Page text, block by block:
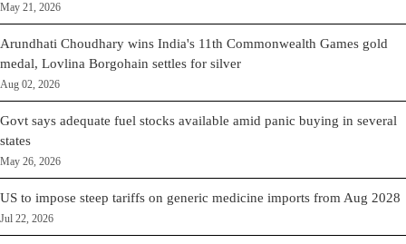
May 21, 2026
Arundhati Choudhary wins India's 11th Commonwealth Games gold
medal, Lovlina Borgohain settles for silver
Aug 02, 2026
Govt says adequate fuel stocks available amid panic buying in several
states
May 26, 2026
US to impose steep tariffs on generic medicine imports from Aug 2028
Jul 22, 2026